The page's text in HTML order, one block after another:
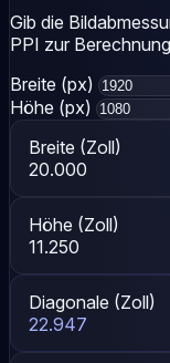
Gib die
PPI zur
Breite (px)
Höhe (px)
Breite (Zoll)
20.000
Höhe (Zoll)
11.250
Diagonale (Zoll)
22.947